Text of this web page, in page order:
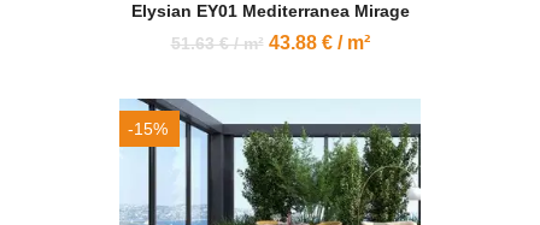
Elysian EY01 Mediterranea Mirage
51.63 € / m² 43.88 € / m²
-15%